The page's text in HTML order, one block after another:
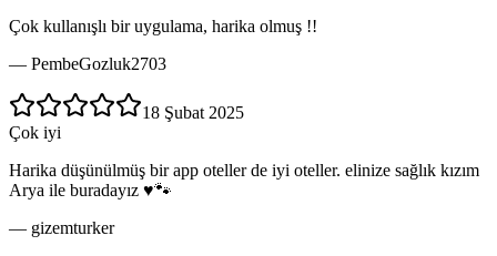
Çok kullanışlı bir uygulama, harika olmuş !!
— PembeGozluk2703
18 Şubat 2025
Çok iyi
Harika düşünülmüş bir app oteller de iyi oteller. elinize sağlık kızım
Arya ile buradayız ♥️🐾
— gizemturker